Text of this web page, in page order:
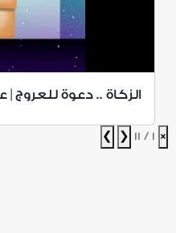
الزكاة .. دعوة للعروج
×
1 / 11
❮
❯